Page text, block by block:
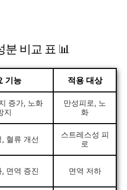
분 비교 표 📊
기능 적용 대상
증가, 노화
지
만성피로, 노
화
혈류 개선
스트레스성 피
로
면역 증진 면역 저하